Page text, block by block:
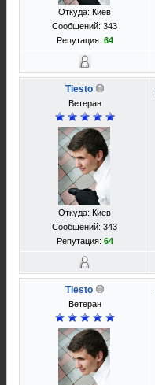
Откуда: Киев
Сообщений: 343
Репутация: 64
Tiesto
Ветеран
Откуда: Киев
Сообщений: 343
Репутация: 64
Tiesto
Ветеран